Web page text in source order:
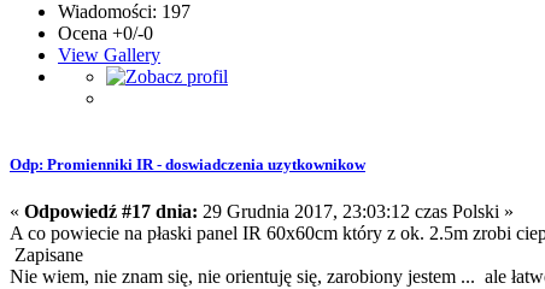
Wiadomości: 197
Ocena +0/-0
View Gallery
Odp: Promienniki IR - doswiadczenia uzytkownikow
« Odpowiedź #17 dnia: 29 Grudnia 2017, 23:03:12 czas Polski »
A co powiecie na płaski panel IR 60x60cm który z ok. 2.5m zrobi
Zapisane
Nie wiem, nie znam się, nie orientuję się, zarobiony jestem ... ale